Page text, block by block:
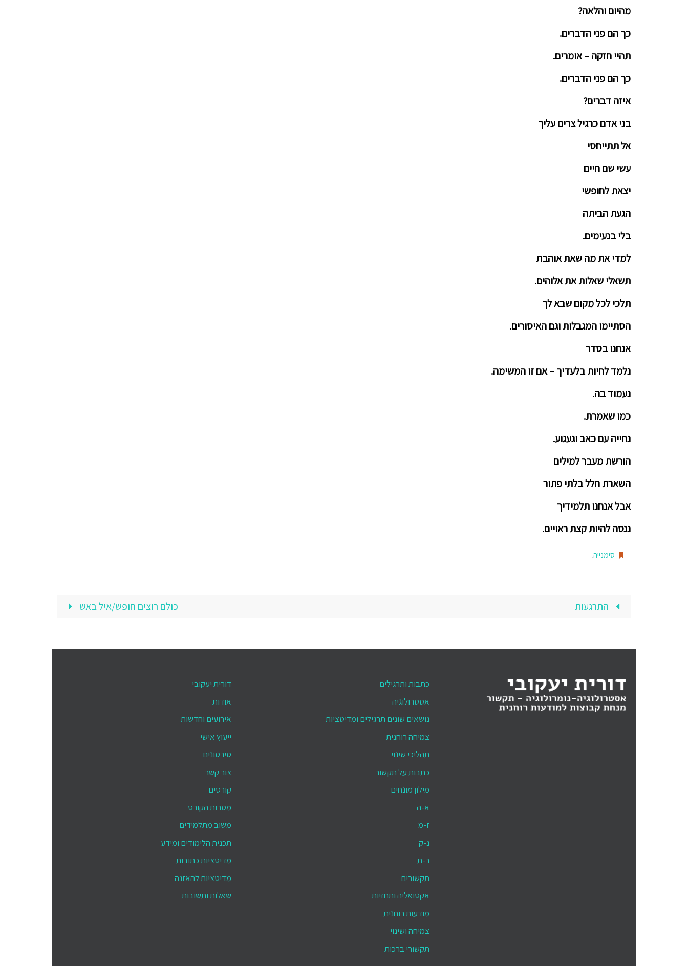
מהיום והלאה?
כך הם פני הדברים.
תהיי חזקה – אומרים.
כך הם פני הדברים.
איזה דברים?
בני אדם כרגיל צרים עליך
אל תתייחסי
עשי שם חיים
יצאת לחופשי
הגעת הביתה
בלי בנעימים.
למדי את מה שאת אוהבת
תשאלי שאלות את אלוהים.
תלכי לכל מקום שבא לך
הסתיימו המגבלות וגם האיסורים.
אנחנו בסדר
נלמד לחיות בלעדיך – אם זו המשימה.
נעמוד בה.
כמו שאמרת.
נחייה עם כאב וגעגוע.
הורשת מעבר למילים
השארת חלל בלתי פתור
אבל אנחנו תלמידיך
ננסה להיות קצת ראויים.
סימנייה.
התרגעות כולם רוצים חופש/איל באש
כתבות ותרגילים
אסטרולוגיה
נושאים שונים תרגילים ומדיטציות
צמיחה רוחנית
תהליכי שינוי
כתבות על תקשור
מילון מונחים
א-ה
ז-מ
נ-ק
ר-ת
תקשורים
אקטואליה ותחזיות
מודעות רוחנית
צמיחה ושינוי
תקשורי ברכות
דורית יעקובי
אודות
אירועים וחדשות
ייעוץ אישי
סירטונים
צור קשר
קורסים
מטרות הקורס
משוב מתלמידים
תכנית הלימודים ומידע
מדיטציות כתובות
מדיטציות להאזנה
שאלות ותשובות